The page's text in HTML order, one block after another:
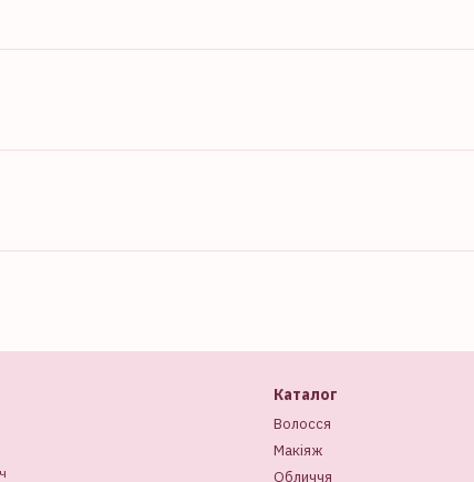
Каталог
Волосся
Макіяж
Обличчя